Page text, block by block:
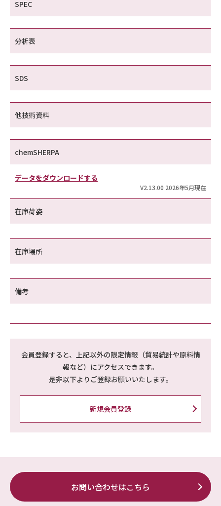
SPEC
分析表
SDS
他技術資料
chemSHERPA
データをダウンロードする
V2.13.00 2026年5月現在
在庫荷姿
在庫場所
備考
会員登録すると、上記以外の限定情報（貿易統計や原料情
報など）にアクセスできます。
是非以下よりご登録お願いいたします。
新規会員登録
お問い合わせはこちら